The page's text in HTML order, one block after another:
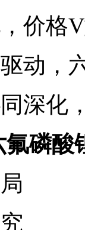
价格
驱动，
同深化
氟磷